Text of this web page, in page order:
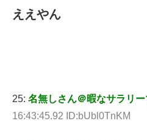
ええやん
25: 名無しさん＠暇なサラリ
16:43:45.92 ID:bUbl0TnKM